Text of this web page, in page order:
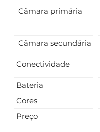
Câmara primária
Câmara secundária
Conectividade
Bateria
Cores
Preço